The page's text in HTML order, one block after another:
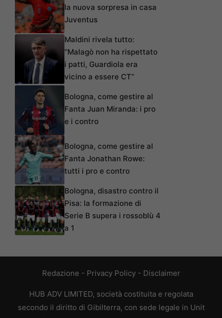
la nuova sorpresa in casa
Juventus
Maldini rivela tutto:
“Malagò non ha rispettato
i patti, Guardiola era
vicino a essere CT”
Bologna, come gestire al
Fanta Juan Miranda: i pro
e i contro
Bologna, come gestire al
Fanta Jonathan Rowe:
tutti i pro e contro
Bologna, disastro contro il
Pisa: la formazione di
Serie B supera i rossoblù 4
a 1
Redazione - Privacy Policy- Disclaimer
HUB ADV LIMITED, società costituita e regolata
secondo il diritto di Gibilterra, con sede legale in Unit